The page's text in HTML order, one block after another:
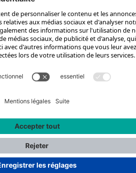
incluse, plus frais d'expédition et TEA
Technology AG © 2025